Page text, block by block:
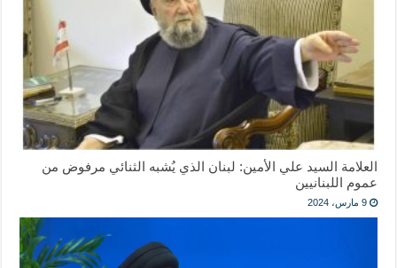
العلامة السيد علي الأمين: لبنان الذي يُشبه الثنائي مرفوض من
عموم اللبنانيين
9 مارس، 2024